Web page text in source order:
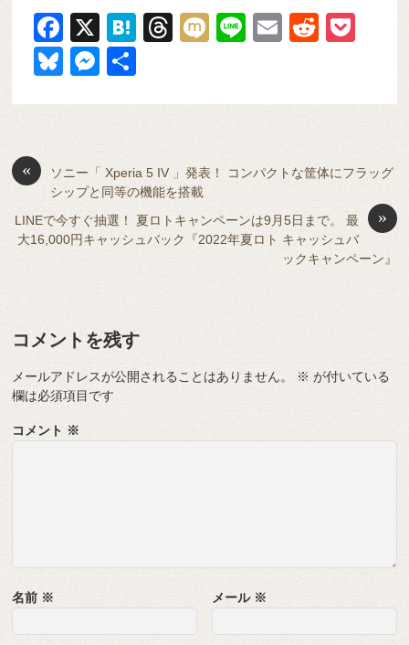
F
a
c
e
o
o
k
X
H
n
a
T
a
s
M
Li
E
R
di et
Bl
e
y
M
n
g
er
«
ソニー「 Xperia 5 IV 」発表！ コンパクトな筐体にフラッグ
シップと同等の機能を搭載
»
LINEで今すぐ抽選！ 夏ロトキャンペーンは9月5日まで。 最
大16,000円キャッシュバック『2022年夏ロト キャッシュバ
ックキャンペーン』
コメントを残す
メールアドレスが公開されることはありません。 ※ が付いている
欄は必須項目です
コメント ※
名前 ※ メール ※